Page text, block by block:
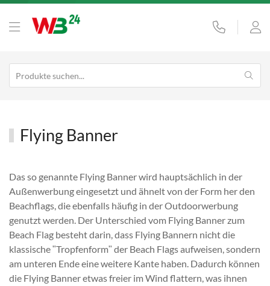
Flying Banner
Das so genannte Flying Banner wird hauptsächlich in der
Außenwerbung eingesetzt und ähnelt von der Form her den
Beachflags, die ebenfalls häufig in der Outdoorwerbung
genutzt werden. Der Unterschied vom Flying Banner zum
Beach Flag besteht darin, dass Flying Bannern nicht die
klassische ʺTropfenformʺ der Beach Flags aufweisen, sondern
am unteren Ende eine weitere Kante haben. Dadurch können
die Flying Banner etwas freier im Wind flattern, was ihnen